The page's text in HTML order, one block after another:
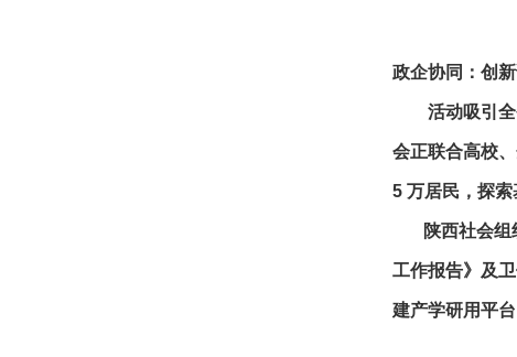
政企协同：创
活动吸引全省
会正联合高校
5 万居民，探索
陕西社会组织
工作报告》及
建产学研用平